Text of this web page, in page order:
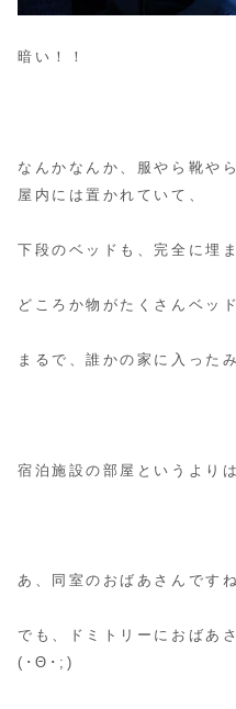
暗い！！
なんかなんか、服やら靴や
屋内には置かれていて、
下段のベッドも、完全に埋
どころか物がたくさんベッ
まるで、誰かの家に入った
宿泊施設の部屋というより
あ、同室のおばあさんですね
でも、ドミトリーにおばあ
(･Θ･;)